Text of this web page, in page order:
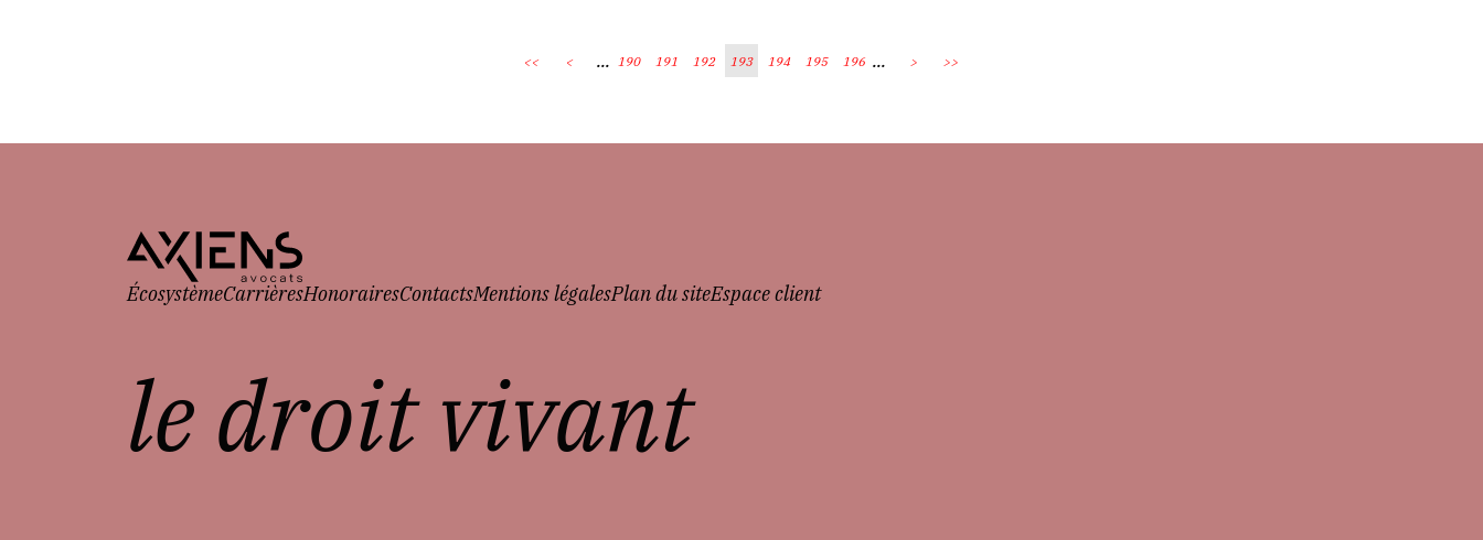
<< < ... 190 191 192 193 194 195 196 ... > >>
ÉcosystèmeCarrièresHonorairesContactsMentions légalesPlan du siteEspace client
le droit vivant